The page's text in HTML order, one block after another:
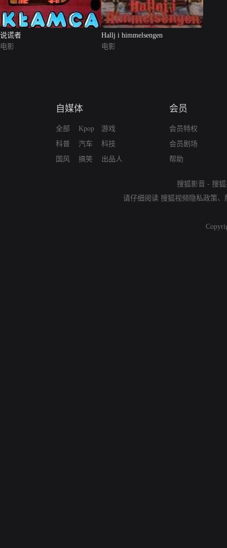
说谎者
电影
Hallj i himmelsengen
电影
自媒体
全部
科普
国风
Kpop
汽车
搞笑
游戏
科技
出品人
会员
会员特权
会员剧场
帮助
搜狐影音 - 搜
请仔细阅读 搜狐视频隐私政策、